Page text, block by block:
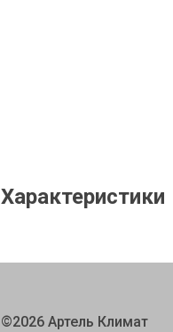
Характеристики
©2026 Артель Климат